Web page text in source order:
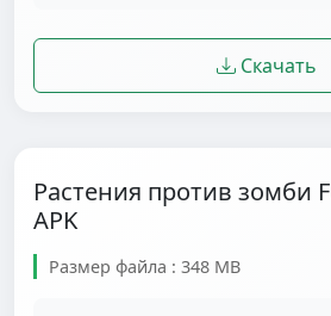
Скачать
Растения против зомби
APK
Размер файла : 348 MB